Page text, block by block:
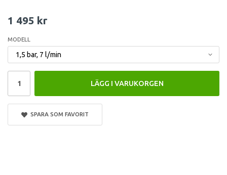
1 495 kr
MODELL
LÄGG I VARUKORGEN
SPARA SOM FAVORIT